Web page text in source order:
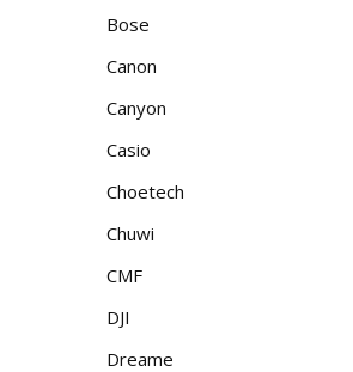
Bose
Canon
Canyon
Casio
Choetech
Chuwi
CMF
DJI
Dreame